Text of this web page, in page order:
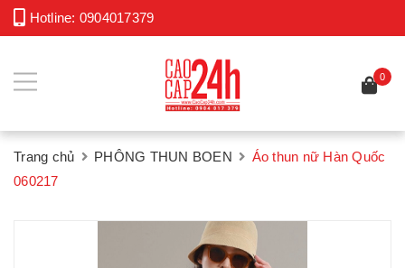
Hotline: 0904017379
0
Trang chủ PHÔNG THUN BOEN
Áo thun nữ Hàn Quốc
060217